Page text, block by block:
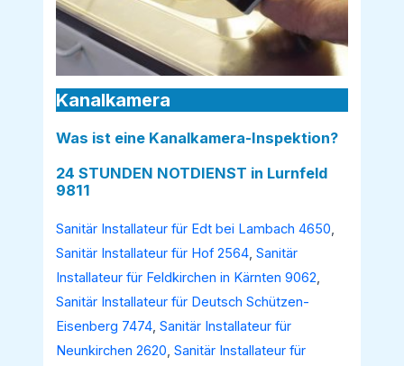
Kanalkamera
Was ist eine Kanalkamera-Inspektion?
24 STUNDEN NOTDIENST in Lurnfeld
9811
Sanitär Installateur für Edt bei Lambach 4650,
Sanitär Installateur für Hof 2564,Sanitär
Installateur für Feldkirchen in Kärnten 9062,
Sanitär Installateur für Deutsch Schützen-
Eisenberg 7474,Sanitär Installateur für
Neunkirchen 2620,Sanitär Installateur für